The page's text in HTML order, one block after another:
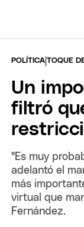
POLÍTICA |TOQUE
Un
filtró
"Es muy
adelantó el
más
virtual que
Fernández.